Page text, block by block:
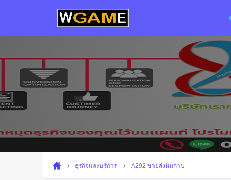
ธุรกิจและบริการ A292 ขายส่งหินกาบ